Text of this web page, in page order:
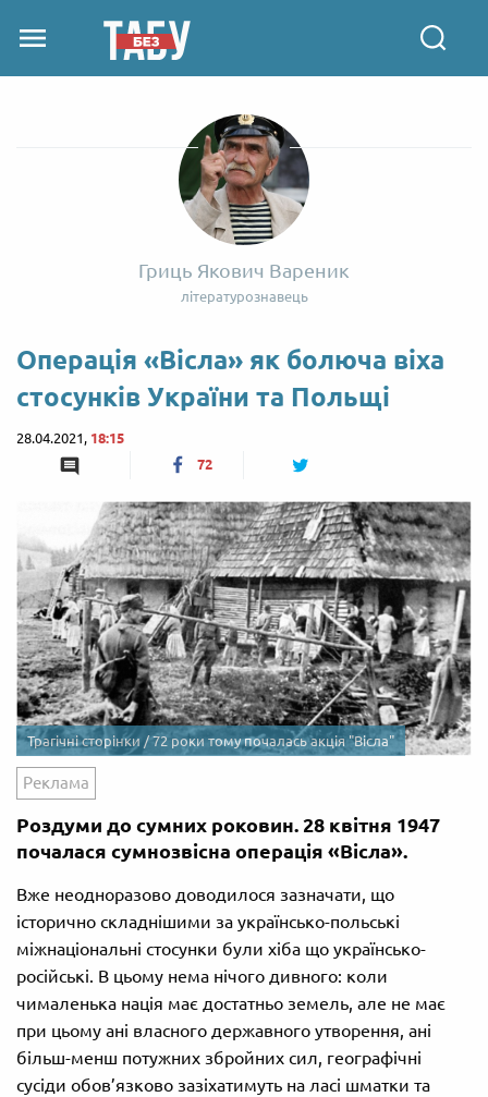
Гриць Якович Вареник
літературознавець
Операція «Вісла» як болюча віха
стосунків України та Польщі
28.04.2021, 18:15
72
Трагічні сторінки / 72 роки тому почалась акція "Вісла"
Реклама
Роздуми до сумних роковин. 28 квітня 1947
почалася сумнозвісна операція «Вісла».
Вже неодноразово доводилося зазначати, що
історично складнішими за українсько-польські
міжнаціональні стосунки були хіба що українсько-
російські. В цьому нема нічого дивного: коли
чималенька нація має достатньо земель, але не має
при цьому ані власного державного утворення, ані
більш-менш потужних збройних сил, географічні
сусіди обов’язково зазіхатимуть на ласі шматки та